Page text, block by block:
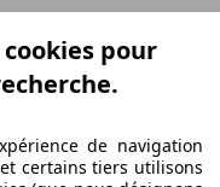
pour
de navigation
certains tiers utilisons